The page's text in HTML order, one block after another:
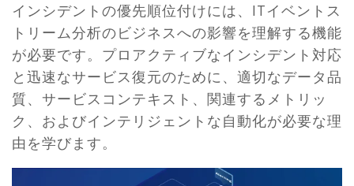
インシデントの優先順位付けには、ITイベントス
トリーム分析のビジネスへの影響を理解する機能
が必要です。プロアクティブなインシデント対応
と迅速なサービス復元のために、適切なデータ品
質、サービスコンテキスト、関連するメトリッ
ク、およびインテリジェントな自動化が必要な理
由を学びます。